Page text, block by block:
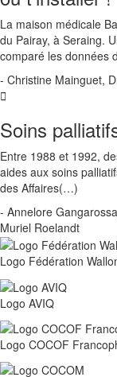
La maison médicale
du Pairay, à Seraing.
comparé les données
- Christine Mainguet,
Soins
Entre 1988 et 1992,
aides aux soins
des Affaires(…)
- Annelore
Muriel Roelandt
Logo Fédération
Logo AVIQ
Logo COCOF